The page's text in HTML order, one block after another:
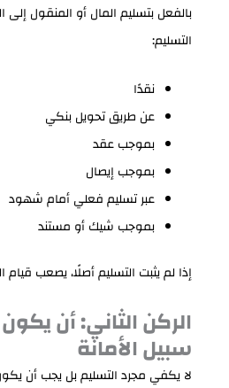
بالفعل بتسليم المال أو المنقول
التسليم:
نقدًا
عن طريق تحويل بنكي
بموجب عقد
بموجب إيصال
عبر تسليم فعلي أمام شهود
بموجب شيك أو مستند
إذا لم يثبت التسليم أصلًا، يصعب قيام
الركن الثاني: أن
سبيل الأمانة
لا يكفي مجرد التسليم بل يجب أن